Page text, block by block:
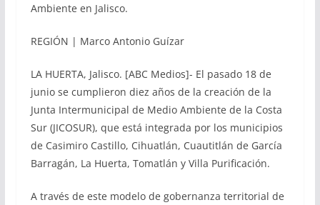
Ambiente en Jalisco.
REGIÓN | Marco Antonio Guízar
LA HUERTA, Jalisco. [ABC Medios]- El pasado 18 de
junio se cumplieron diez años de la creación de la
Junta Intermunicipal de Medio Ambiente de la Costa
Sur (JICOSUR), que está integrada por los municipios
de Casimiro Castillo, Cihuatlán, Cuautitlán de García
Barragán, La Huerta, Tomatlán y Villa Purificación.
A través de este modelo de gobernanza territorial de